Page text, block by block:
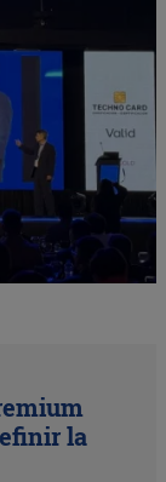
la